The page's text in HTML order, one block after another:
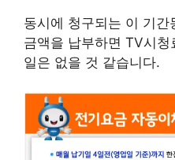
동시에 청구되는 이 기
금액을 납부하면 TV시
일은 없을 것 같습니다.